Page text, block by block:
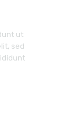
ut
sed